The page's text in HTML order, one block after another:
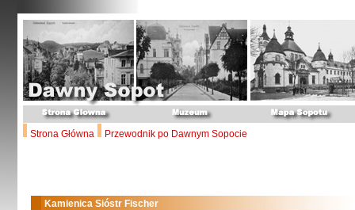
Strona Główna Przewodnik po Dawnym Sopocie
Kamienica Sióstr Fischer